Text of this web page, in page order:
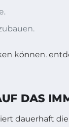
DAS
dauerhaft